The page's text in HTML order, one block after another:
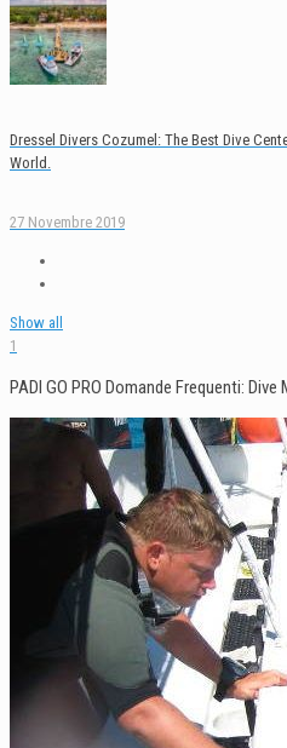
Dressel Divers Cozumel: The Best Dive
World.
27 Novembre 2019
Show all
1
PADI GO PRO Domande Frequenti: